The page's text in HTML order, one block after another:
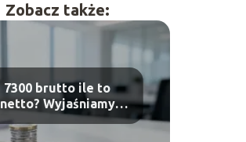
Zobacz także:
7300 brutto ile to
netto? Wyjaśniamy
wyliczenia pensji